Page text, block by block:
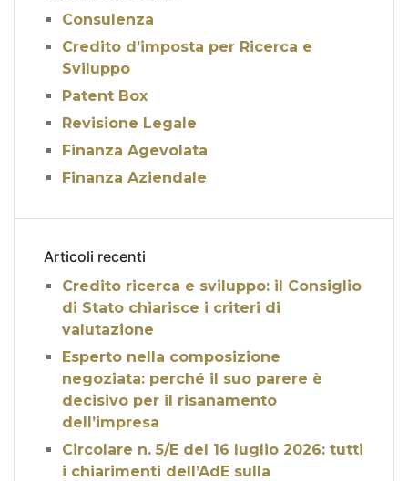
Consulenza
Credito d’imposta per Ricerca e
Sviluppo
Patent Box
Revisione Legale
Finanza Agevolata
Finanza Aziendale
Articoli recenti
Credito ricerca e sviluppo: il Consiglio
di Stato chiarisce i criteri di
valutazione
Esperto nella composizione
negoziata: perché il suo parere è
decisivo per il risanamento
dell’impresa
Circolare n. 5/E del 16 luglio 2026: tutti
i chiarimenti dell’AdE sulla